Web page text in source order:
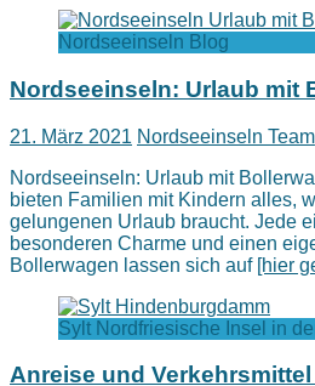
Nordseeinseln Blog
Nordseeinseln: Urlaub mit
21. März 2021 Nordseeinseln Team
Nordseeinseln: Urlaub mit
bieten Familien mit Kindern alles,
gelungenen Urlaub braucht. Jede
besonderen Charme und einen
Bollerwagen lassen sich auf [hier
Sylt Nordfriesische Insel in
Anreise und